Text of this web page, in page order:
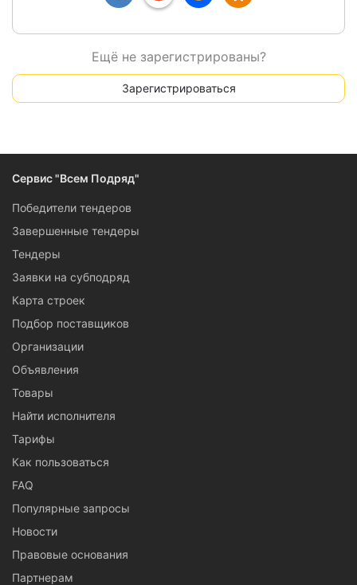
Ещё не зарегистрированы?
Зарегистрироваться
Сервис "Всем Подряд"
Победители тендеров
Завершенные тендеры
Тендеры
Заявки на субподряд
Карта строек
Подбор поставщиков
Организации
Объявления
Товары
Найти исполнителя
Тарифы
Как пользоваться
FAQ
Популярные запросы
Новости
Правовые основания
Партнерам